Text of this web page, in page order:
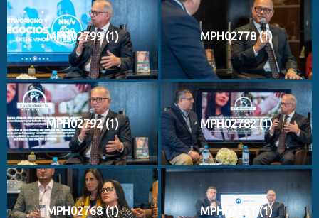
MPH02799 (1) MPH02778 (1)
MPH02792 (1) MPH02782 (1)
MPH02768 (1) MPH02751 (1)